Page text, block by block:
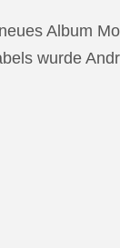
Album
wurde